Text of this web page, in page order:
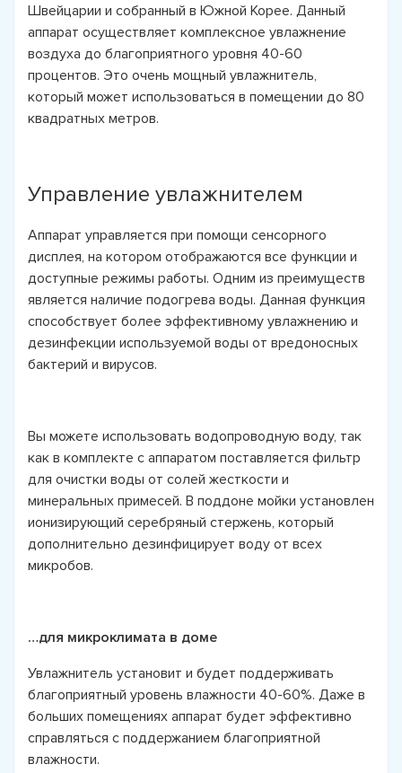
Швейцарии и собранный в Южной Корее. Данный
аппарат осуществляет комплексное увлажнение
воздуха до благоприятного уровня 40-60
процентов. Это очень мощный увлажнитель,
который может использоваться в помещении до 80
квадратных метров.
Управление увлажнителем
Аппарат управляется при помощи сенсорного
дисплея, на котором отображаются все функции и
доступные режимы работы. Одним из преимуществ
является наличие подогрева воды. Данная функция
способствует более эффективному увлажнению и
дезинфекции используемой воды от вредоносных
бактерий и вирусов.
Вы можете использовать водопроводную воду, так
как в комплекте с аппаратом поставляется фильтр
для очистки воды от солей жесткости и
минеральных примесей. В поддоне мойки установлен
ионизирующий серебряный стержень, который
дополнительно дезинфицирует воду от всех
микробов.
…для микроклимата в доме
Увлажнитель установит и будет поддерживать
благоприятный уровень влажности 40-60%. Даже в
больших помещениях аппарат будет эффективно
справляться с поддержанием благоприятной
влажности.